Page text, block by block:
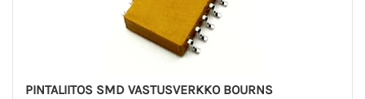
PINTALIITOS SMD VASTUSVERKKO BOURNS